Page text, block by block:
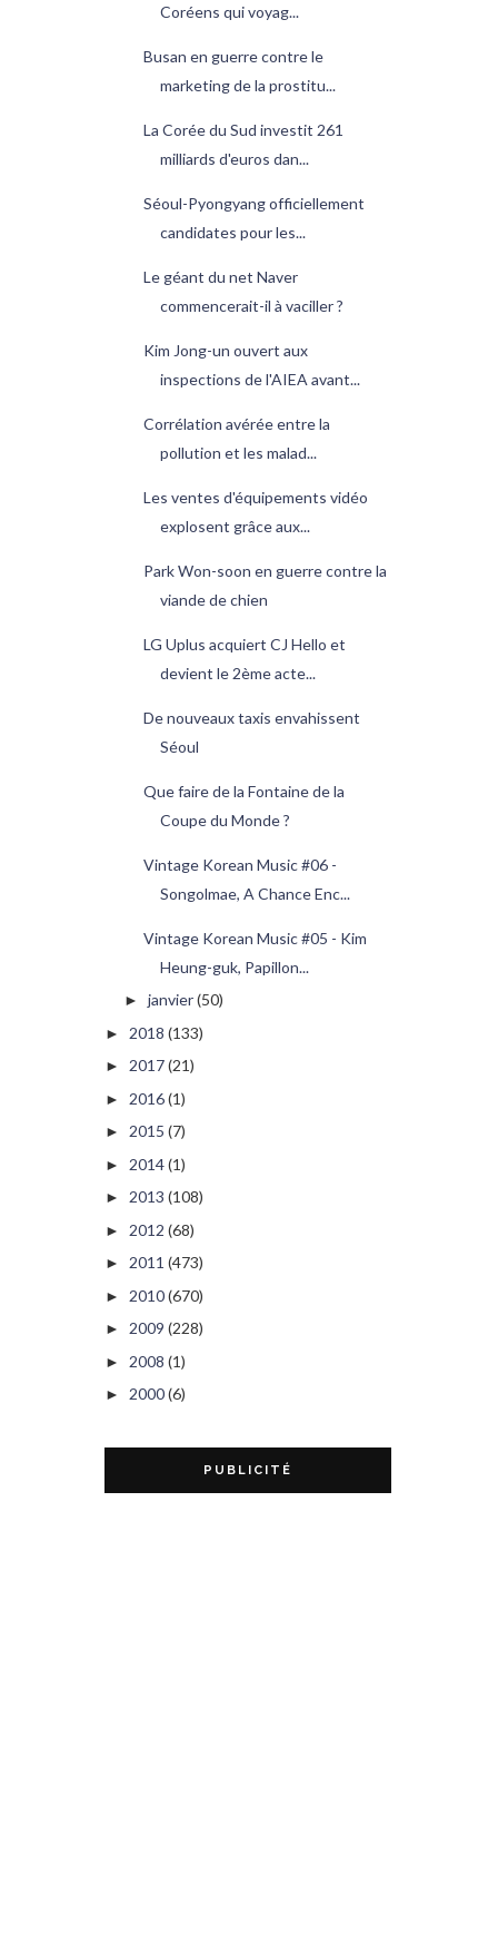
Coréens qui voyag...
Busan en guerre contre le
marketing de la prostitu...
La Corée du Sud investit 261
milliards d'euros dan...
Séoul-Pyongyang officiellement
candidates pour les...
Le géant du net Naver
commencerait-il à vaciller ?
Kim Jong-un ouvert aux
inspections de l'AIEA avant...
Corrélation avérée entre la
pollution et les malad...
Les ventes d'équipements vidéo
explosent grâce aux...
Park Won-soon en guerre contre la
viande de chien
LG Uplus acquiert CJ Hello et
devient le 2ème acte...
De nouveaux taxis envahissent
Séoul
Que faire de la Fontaine de la
Coupe du Monde ?
Vintage Korean Music #06 -
Songolmae, A Chance Enc...
Vintage Korean Music #05 - Kim
Heung-guk, Papillon...
► janvier(50)
► 2018 (133)
► 2017(21)
► 2016(1)
► 2015 (7)
► 2014(1)
► 2013 (108)
► 2012 (68)
► 2011 (473)
► 2010(670)
► 2009 (228)
► 2008 (1)
► 2000(6)
PUBLICITÉ